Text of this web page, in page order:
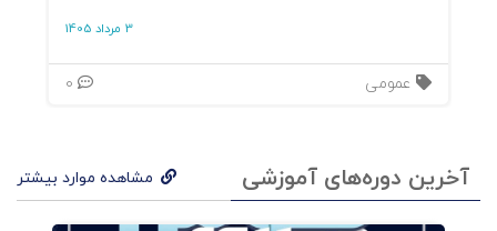
فصل 3 : قیمت گذاری بر مبنای حق اشتراک
فصل 5 : قیمت گذاری روانشناختی
3 مرداد 1405
عمومی
آخرین دوره‌های آموزشی مشاهده موارد بیشتر